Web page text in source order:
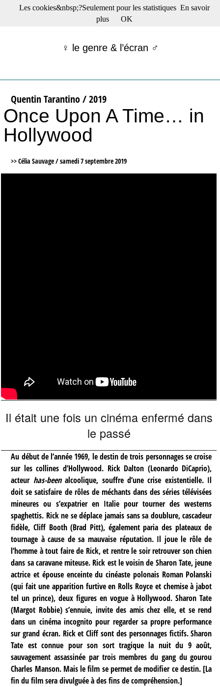
☰ Menu
Films récents
Tribunes
Bloc-notes
Archives
Actu : "La Nouvelle Vague"
S’abonner à la Lettre !
♀ le genre & l’écran ♂
Quentin Tarantino / 2019
Once Upon A Time… in
Hollywood
>> Célia Sauvage /samedi 7 septembre 2019
Il était une fois un cinéma enfermé dans
le passé
Au début de l’année 1969, le destin de trois personnages se croise
sur les collines d’Hollywood. Rick Dalton (Leonardo DiCaprio),
acteur has-beenalcoolique, souffre d’une crise existentielle. Il
doit se satisfaire de rôles de méchants dans des séries télévisées
mineures ou s’expatrier en Italie pour tourner des westerns
spaghettis. Rick ne se déplace jamais sans sa doublure, cascadeur
fidèle, Cliff Booth (Brad Pitt), également paria des plateaux de
tournage à cause de sa mauvaise réputation. Il joue le rôle de
l’homme à tout faire de Rick, et rentre le soir retrouver son chien
dans sa caravane miteuse. Rick est le voisin de Sharon Tate, jeune
actrice et épouse enceinte du cinéaste polonais Roman Polanski
(qui fait une apparition furtive en Rolls Royce et chemise à jabot
tel un prince), deux figures en vogue à Hollywood. Sharon Tate
(Margot Robbie) s’ennuie, invite des amis chez elle, et se rend
dans un cinéma incognito pour regarder sa propre performance
sur grand écran. Rick et Cliff sont des personnages fictifs. Sharon
Tate est connue pour son sort tragique la nuit du 9 août,
sauvagement assassinée par trois membres du gang du gourou
Charles Manson. Mais le film se permet de modifier ce destin. [La
fin du film sera divulguée à des fins de compréhension.]
Les cookies&nbsp;?Seulement pour les statistiques En savoir
plus
OK